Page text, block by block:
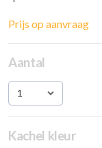
Prijs op aanvraag
Aantal
1
Kachel kleur